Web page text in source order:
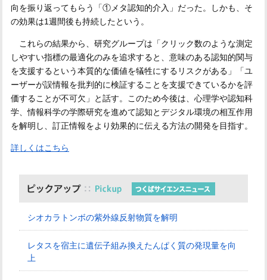
向を振り返ってもらう「①メタ認知的介入」だった。しかも、そ
の効果は1週間後も持続したという。
これらの結果から、研究グループは「クリック数のような測定
しやすい指標の最適化のみを追求すると、意味のある認知的関与
を支援するという本質的な価値を犠牲にするリスクがある」「ユ
ーザーが誤情報を批判的に検証することを支援できているかを評
価することが不可欠」と話す。このため今後は、心理学や認知科
学、情報科学の学際研究を進めて認知とデジタル環境の相互作用
を解明し、訂正情報をより効果的に伝える方法の開発を目指す。
詳しくはこちら
シオカラトンボの紫外線反射物質を解明
レタスを宿主に遺伝子組み換えたんぱく質の発現量を向
上